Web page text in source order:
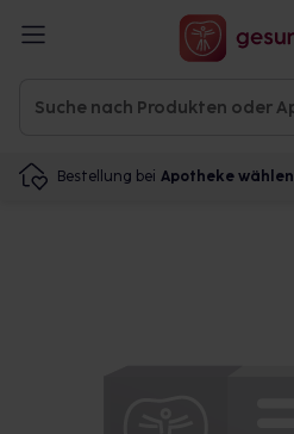
Bestellung bei Apotheke wählen